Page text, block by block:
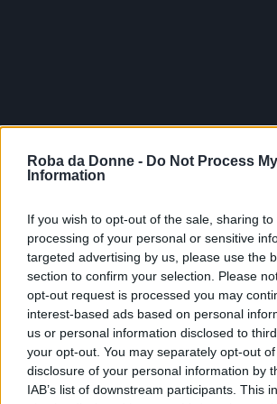
Roba da Donne - Do Not Process
Information
If you wish to opt-out of the sale, sharing
processing of your personal or sensitive
targeted advertising by us, please use the
section to confirm your selection. Please
opt-out request is processed you may
interest-based ads based on personal
us or personal information disclosed to
your opt-out. You may separately opt-out
disclosure of your personal information by
IAB’s list of downstream participants. This
FOTO1DI 11
Condividi su Facebook